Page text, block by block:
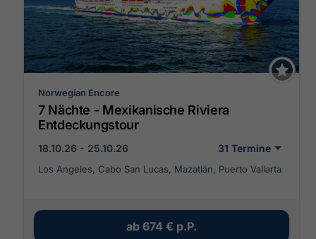
Norwegian Encore
7 Nächte - Mexikanische Riviera
Entdeckungstour
18.10.26 - 25.10.26 31 Termine
Los Angeles, Cabo San Lucas, Mazatlán, Puerto Vallarta
ab 674 € p.P.